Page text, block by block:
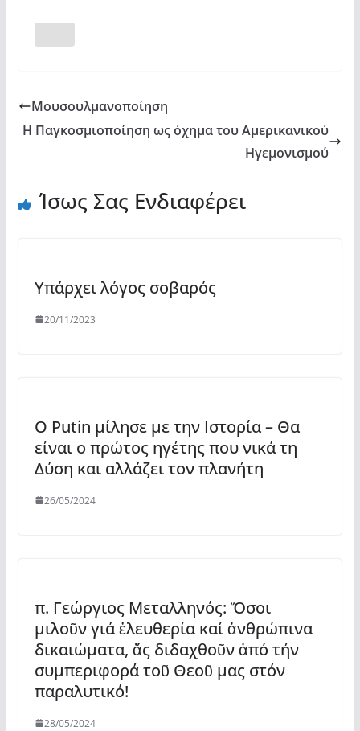
Μουσουλμανοποίηση
Η Παγκοσμιοποίηση ως όχημα του Αμερικανικού
Ηγεμονισμού
Ίσως Σας Ενδιαφέρει
Υπάρχει λόγος σοβαρός
20/11/2023
O Putin μίλησε με την Ιστορία – Θα
είναι ο πρώτος ηγέτης που νικά τη
Δύση και αλλάζει τον πλανήτη
26/05/2024
π. Γεώργιος Μεταλληνός: Ὅσοι
μιλοῦν γιά ἐλευθερία καί ἀνθρώπινα
δικαιώματα, ἄς διδαχθοῦν ἀπό τήν
συμπεριφορά τοῦ Θεοῦ μας στόν
παραλυτικό!
28/05/2024